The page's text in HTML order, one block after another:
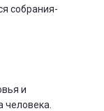
собрания-
и
человека.